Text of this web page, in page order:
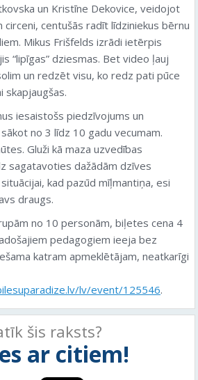
un Kristīne Dekovice, veidojot
circeni, centušās radīt līdziniekus bērnu
Mikus Frišfelds izrādi ietērpis
“lipīgas” dziesmas. Bet video ļauj
un redzēt visu, ko redz pati pūce
skapjaugšas.
iesaistošs piedzīvojums un
no 3 līdz 10 gadu vecumam.
Gluži kā maza uzvedības
sagatavoties dažādām dzīves
kad pazūd mīļmantiņa, esi
draugs.
no 10 personām, biļetes cena 4
pedagogiem ieeja bez
katram apmeklētājam, neatkarīgi
lv/event/125546.
šis raksts?
ar citiem!